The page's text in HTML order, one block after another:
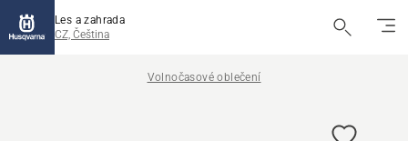
Les a zahrada
CZ, Čeština
Volnočasové oblečení